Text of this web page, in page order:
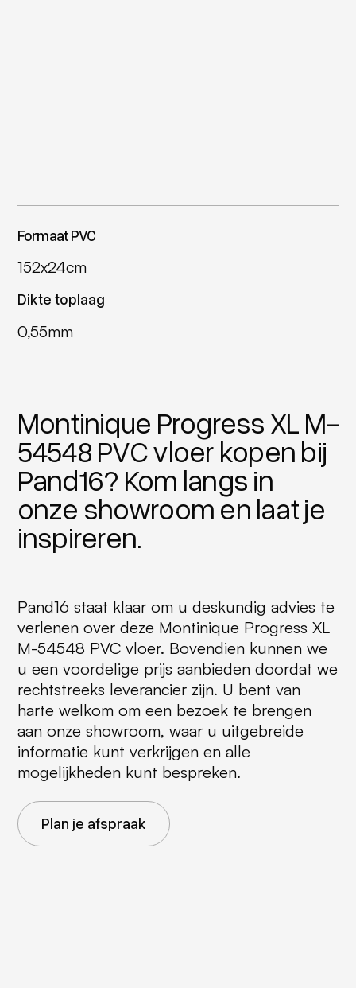
Formaat PVC
152x24cm
Dikte toplaag
0,55mm
Montinique Progress XL M-
54548 PVC vloer kopen bij
Pand16? Kom langs in
onze showroom en laat je
inspireren.
Pand16 staat klaar om u deskundig advies te
verlenen over deze Montinique Progress XL
M-54548 PVC vloer. Bovendien kunnen we
u een voordelige prijs aanbieden doordat we
rechtstreeks leverancier zijn. U bent van
harte welkom om een bezoek te brengen
aan onze showroom, waar u uitgebreide
informatie kunt verkrijgen en alle
mogelijkheden kunt bespreken.
Plan je afspraak